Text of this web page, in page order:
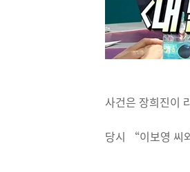
사건은 장희진이
당시 “이보영 씨